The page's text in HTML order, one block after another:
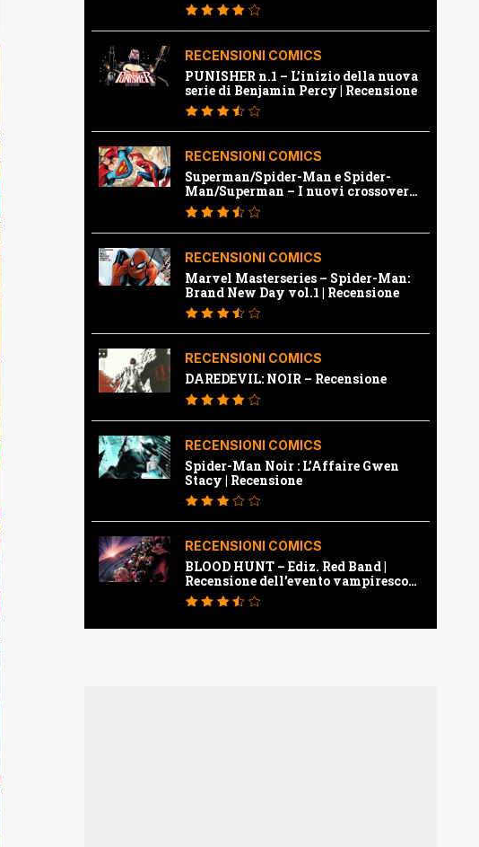
RECENSIONI COMICS
PUNISHER n.1 – L’inizio della nuova
serie di Benjamin Percy | Recensione
RECENSIONI COMICS
Superman/Spider-Man e Spider-
Man/Superman – I nuovi crossover
Marvel e Dc | Recensione
RECENSIONI COMICS
Marvel Masterseries – Spider-Man:
Brand New Day vol.1 | Recensione
RECENSIONI COMICS
DAREDEVIL: NOIR – Recensione
RECENSIONI COMICS
Spider-Man Noir : L’Affaire Gwen
Stacy | Recensione
RECENSIONI COMICS
BLOOD HUNT – Ediz. Red Band |
Recensione dell’evento vampiresco
della Marvel